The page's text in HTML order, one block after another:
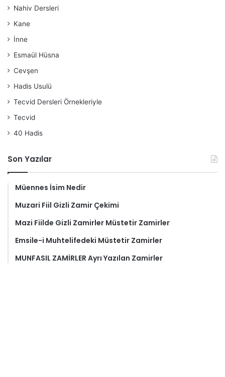
Nahiv Dersleri
Kane
İnne
Esmaül Hüsna
Cevşen
Hadis Usulü
Tecvid Dersleri Örnekleriyle
Tecvid
40 Hadis
Son Yazılar
Müennes İsim Nedir
Muzari Fiil Gizli Zamir Çekimi
Mazi Fiilde Gizli Zamirler Müstetir Zamirler
Emsile-i Muhtelifedeki Müstetir Zamirler
MUNFASIL ZAMİRLER Ayrı Yazılan Zamirler